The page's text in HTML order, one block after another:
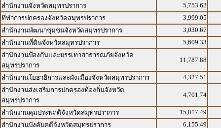
สำนักงานจังหวัดสมุทรปราการ
5,753.62
ที่ทำการปกครองจังหวัดสมุทรปราการ
3,999.05
สำนักงานพัฒนาชุมชนจังหวัดสมุทรปราการ
3,030.67
สำนักงานที่ดินจังหวัดสมุทรปราการ
5,609.33
สำนักงานป้องกันและบรรเทาสาธารณภัยจังหวัด
สมุทรปราการ
11,787.88
สำนักงานโยธาธิการและผังเมืองจังหวัดสมุทรปราการ
4,327.51
สำนักงานส่งเสริมการปกครองท้องถิ่นจังหวัด
สมุทรปราการ
4,701.74
สำนักงานคุมประพฤติจังหวัดสมุทรปราการ
15,817.49
สำนักงานบังคับคดีจังหวัดสมุทรปราการ
6,155.49